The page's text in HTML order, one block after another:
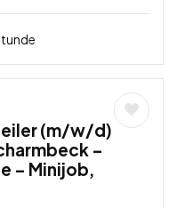
(m/w/d)
–
– Minijob,